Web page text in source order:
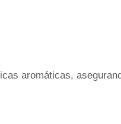
aromáticas,